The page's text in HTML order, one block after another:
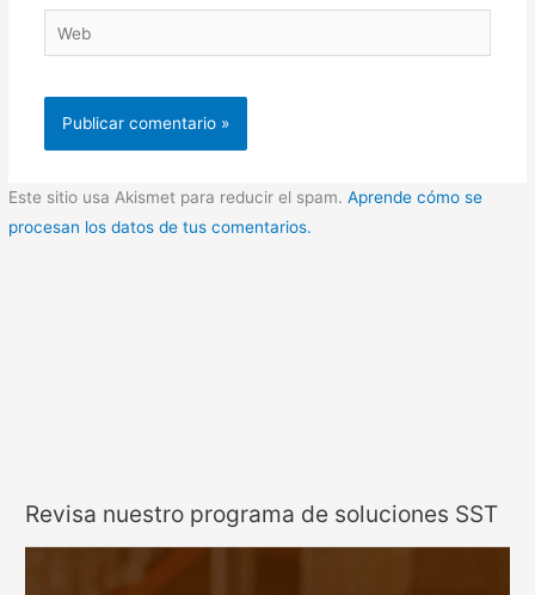
Web
Este sitio usa Akismet para reducir el spam.Aprende cómo se
procesan los datos de tus comentarios.
Revisa nuestro programa de soluciones SST